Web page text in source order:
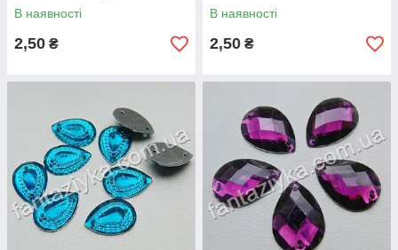
В наявності
2,50 ₴
В наявності
2,50 ₴